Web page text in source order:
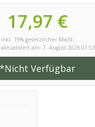
17,97 €
inkl. 19% gesetzlicher MwSt.
am: 7. August 2026 01:53
*Nicht Verfügbar